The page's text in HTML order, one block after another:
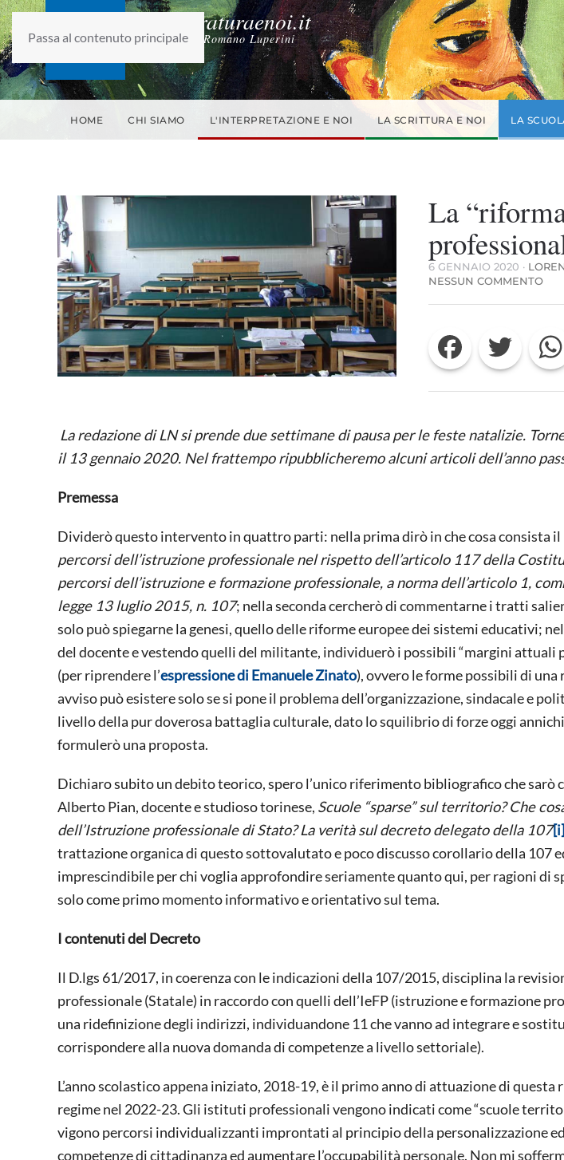
Passa al contenuto principale
laletteraturaenoi.it
fondato da Romano Luperini
HOME CHI SIAMO L'INTERPRETAZIONE E NOI LA SCRITTURA E NOI LA
La
6 GENNAIO 2020 ·
NESSUN COMMENTOSU
DI
Facebook Twitter
La redazione di LN si prende due settimane di pausa per le feste natalizie.
il 13 gennaio 2020. Nel frattempo ripubblicheremo alcuni articoli dell’anno
Premessa
Dividerò questo intervento in quattro parti: nella prima dirò in che cosa consista il
percorsi dell’istruzione professionale nel rispetto dell’articolo 117 della
percorsi dell’istruzione e formazione professionale, a norma dell’articolo 1,
legge 13 luglio 2015, n. 107; nella seconda cercherò di commentarne i tratti
solo può spiegarne la genesi, quello delle riforme europee dei sistemi educativi;
del docente e vestendo quelli del militante, individuerò i possibili “margini attuali
(per riprendere l’espressione di Emanuele Zinato), ovvero le forme possibili di
avviso può esistere solo se si pone il problema dell’organizzazione, sindacale e
livello della pur doverosa battaglia culturale, dato lo squilibrio di forze oggi
formulerò una proposta.
Dichiaro subito un debito teorico, spero l’unico riferimento bibliografico che sarò
Alberto Pian, docente e studioso torinese, Scuole “sparse” sul territorio? Che
dell’Istruzione professionale di Stato? La verità sul decreto delegato della 107[i]
trattazione organica di questo sottovalutato e poco discusso corollario della 107
imprescindibile per chi voglia approfondire seriamente quanto qui, per ragioni di
solo come primo momento informativo e orientativo sul tema.
I contenuti del Decreto
Il D.lgs 61/2017, in coerenza con le indicazioni della 107/2015, disciplina la
professionale (Statale) in raccordo con quelli dell’IeFP (istruzione e formazione
una ridefinizione degli indirizzi, individuandone 11 che vanno ad integrare e
corrispondere alla nuova domanda di competenze a livello settoriale).
L’anno scolastico appena iniziato, 2018-19, è il primo anno di attuazione di questa
regime nel 2022-23. Gli istituti professionali vengono indicati come “scuole
vigono percorsi individualizzanti improntati al principio della personalizzazione
competenze di cittadinanza ed aumentare l’occupabilità personale. Non mi